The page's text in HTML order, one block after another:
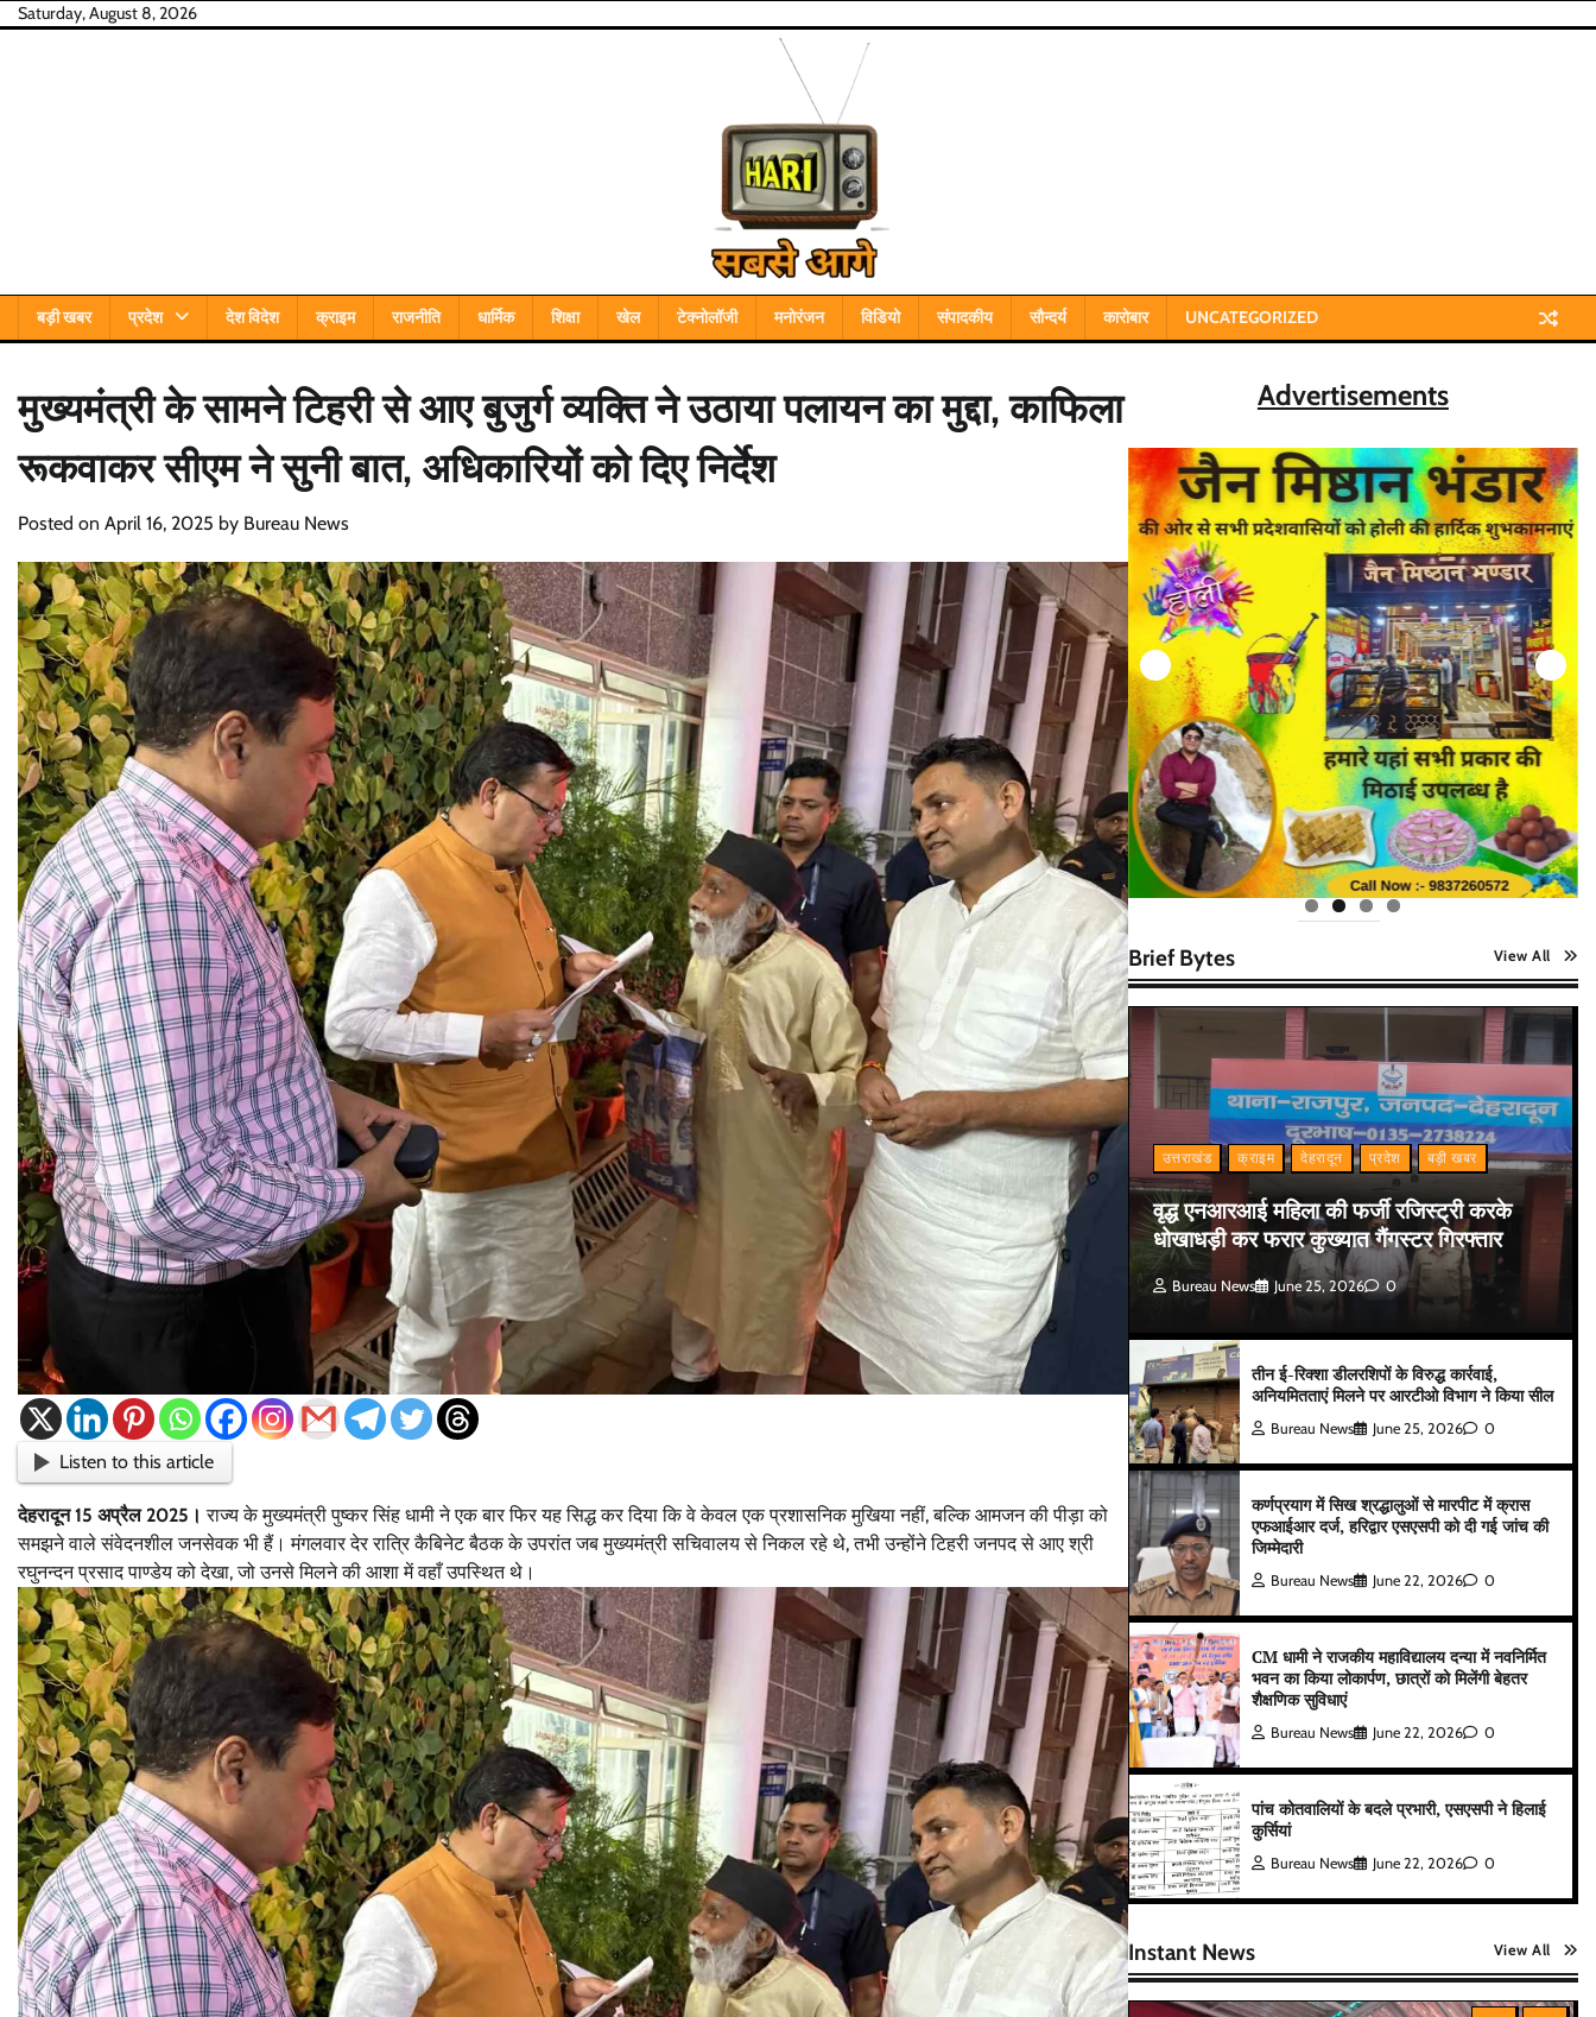
SkipSaturday, August 8, 2026
बड़ी खबर प्रदेश देश विदेश क्राइम राजनीति धार्मिक शिक्षा खेल टेक्नोलॉजी मनोरंजन विडियो संपादकीय सौन्दर्य कारोबार UNCATEGORIZED
मुख्यमंत्री के सामने टिहरी से आए बुजुर्ग व्यक्ति ने उठाया पलायन का मुद्दा, काफिला
रूकवाकर सीएम ने सुनी बात, अधिकारियों को दिए निर्देश
Posted on April 16, 2025 by Bureau News
Listen to this article
देहरादून 15 अप्रैल 2025‌। राज्य के मुख्यमंत्री पुष्कर सिंह धामी ने एक बार फिर यह सिद्ध कर दिया कि वे केवल एक प्रशासनिक मुखिया नहीं, बल्कि आमजन की पीड़ा को
समझने वाले संवेदनशील जनसेवक भी हैं। मंगलवार देर रात्रि कैबिनेट बैठक के उपरांत जब मुख्यमंत्री सचिवालय से निकल रहे थे, तभी उन्होंने टिहरी जनपद से आए श्री
रघुनन्दन प्रसाद पाण्डेय को देखा, जो उनसे मिलने की आशा में वहाँ उपस्थित थे।
Advertisements
Brief Bytes View All
उत्तराखंड क्राइम देहरादून प्रदेश बड़ी खबर
वृद्ध एनआरआई महिला की फर्जी रजिस्ट्री करके
धोखाधड़ी कर फरार कुख्यात गैंगस्टर गिरफ्तार
Bureau News June 25, 2026 0
तीन ई-रिक्शा डीलरशिपों के विरुद्ध कार्रवाई,
अनियमितताएं मिलने पर आरटीओ विभाग ने किया सील
Bureau News June 25, 2026 0
कर्णप्रयाग में सिख श्रद्धालुओं से मारपीट में क्रास
एफआईआर दर्ज, हरिद्वार एसएसपी को दी गई जांच की
जिम्मेदारी
Bureau News June 22, 2026 0
CM धामी ने राजकीय महाविद्यालय दन्या में नवनिर्मित
भवन का किया लोकार्पण, छात्रों को मिलेंगी बेहतर
शैक्षणिक सुविधाएं
Bureau News June 22, 2026 0
पांच कोतवालियों के बदले प्रभारी, एसएसपी ने हिलाई
कुर्सियां
Bureau News June 22, 2026 0
Instant News View All